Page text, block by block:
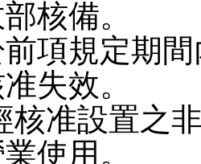
核備。
項規定期
失效。
核准設置之
使用。